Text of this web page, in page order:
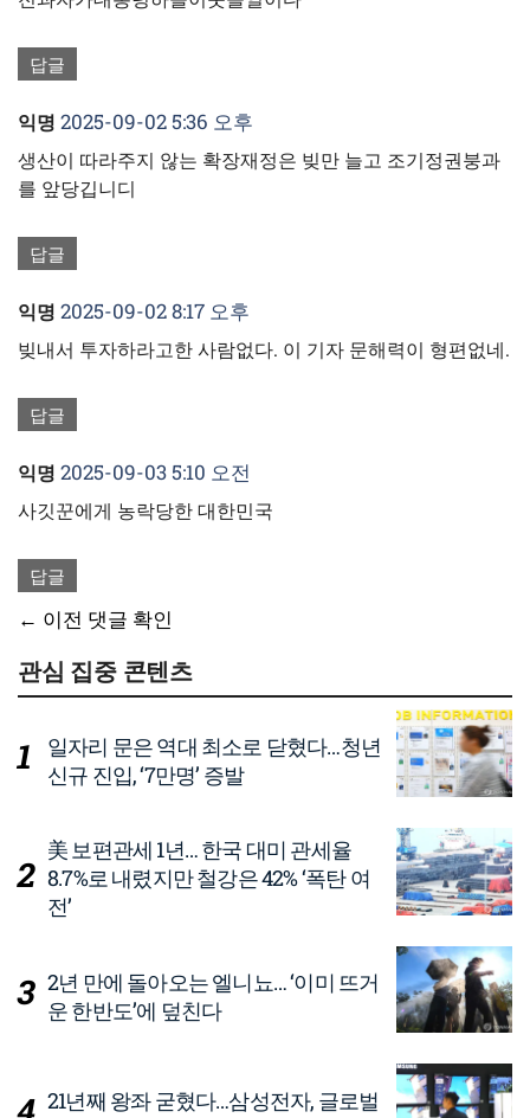
답글
익명 2025-09-02 5:36 오후
생산이 따라주지 않는 확장재정은 빚만 늘고 조기정권붕과
를 앞당깁니디
답글
익명 2025-09-02 8:17 오후
빚내서 투자하라고한 사람없다. 이 기자 문해력이 형편없네.
답글
익명 2025-09-03 5:10 오전
사깃꾼에게 농락당한 대한민국
답글
댓
글
네
비
이
션
← 이전 댓글 확인
관심 집중 콘텐츠
일자리 문은 역대 최소로 닫혔다…청년
신규 진입, ‘7만명’ 증발
美 보편관세 1년… 한국 대미 관세율
8.7%로 내렸지만 철강은 42% ‘폭탄 여
전’
2년 만에 돌아오는 엘니뇨… ‘이미 뜨거
운 한반도’에 덮친다
21년째 왕좌 굳혔다…삼성전자, 글로벌